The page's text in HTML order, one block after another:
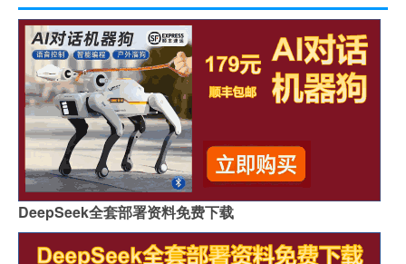
DeepSeek全套部署资料免费下载